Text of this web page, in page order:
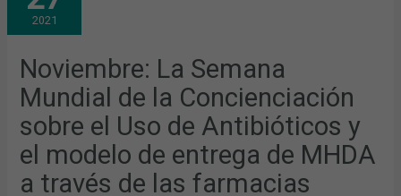
2021
Noviembre: La Semana
Mundial de la Concienciación
sobre el Uso de Antibióticos y
el modelo de entrega de MHDA
a través de las farmacias
DE
LA
CONCIENCIACIÓN
USO
DE
ANTIBIÓTICOS
Y
EL
MODELO
DE
ENTREGA
DE
MHDA